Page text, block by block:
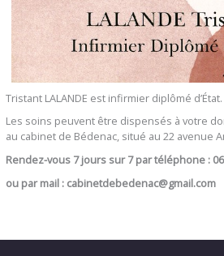
Tristant LALANDE est infirmier diplômé d’État.
Les soins peuvent être dispensés à votre
au cabinet de Bédenac, situé au 22 avenue
Rendez-vous 7 jours sur 7 par téléphone :
ou par mail : cabinetdebedenac@gmail.com